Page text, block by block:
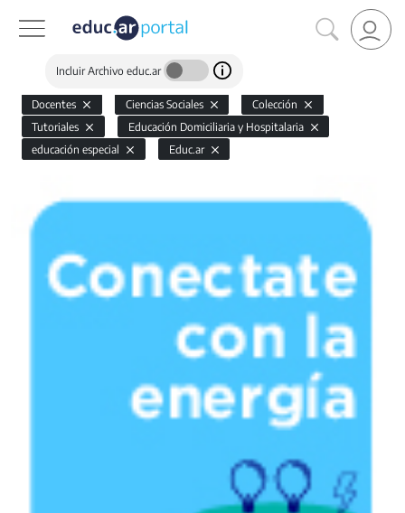
Incluir Archivo educ.ar
Docentes Ciencias Sociales
Colección
Tutoriales
Educación Domiciliaria y Hospitalaria
educación especial
Educ.ar